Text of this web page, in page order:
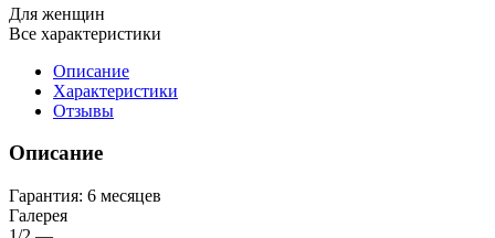
Для женщин
Все характеристики
Описание
Характеристики
Отзывы
Описание
Гарантия: 6 месяцев
Галерея